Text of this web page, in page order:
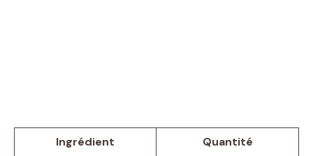
Ingrédient
Quantité